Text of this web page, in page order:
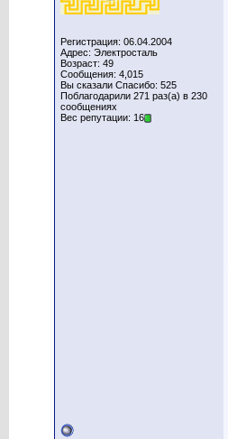
Регистрация: 06.04.2004
Адрес: Электросталь
Возраст: 49
Сообщения: 4,015
Вы сказали Спасибо: 525
Поблагодарили 271 раз(а) в 230
сообщениях
Вес репутации: 16